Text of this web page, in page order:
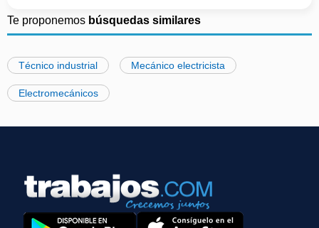
Te proponemos búsquedas similares
Técnico industrial Mecánico electricista
Electromecánicos